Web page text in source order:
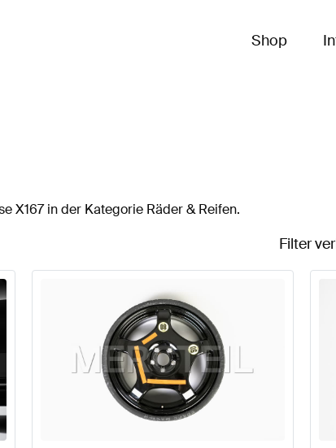
Shop
X167 in der Kategorie Räder & Reifen.
Filter
& Reifen A-Klasse W177 Tuning Räder & Reifen